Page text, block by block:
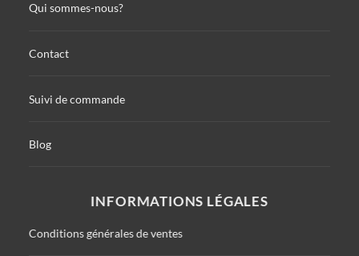
Qui sommes-nous?
Contact
Suivi de commande
Blog
INFORMATIONS LÉGALES
Conditions générales de ventes